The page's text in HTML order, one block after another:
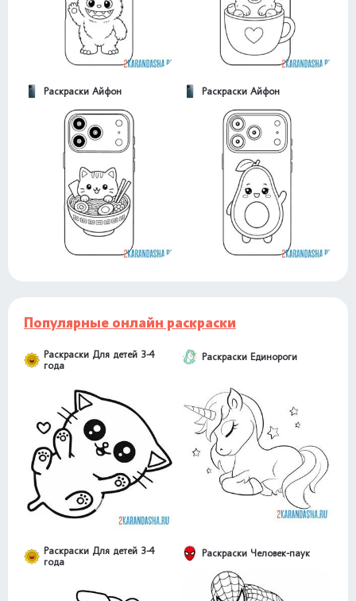
Раскраски Айфон Раскраски Айфон
Популярные онлайн раскраски
Раскраски Для детей 3-4
года
Раскраски Единороги
Раскраски Для детей 3-4
года
Раскраски Человек-паук